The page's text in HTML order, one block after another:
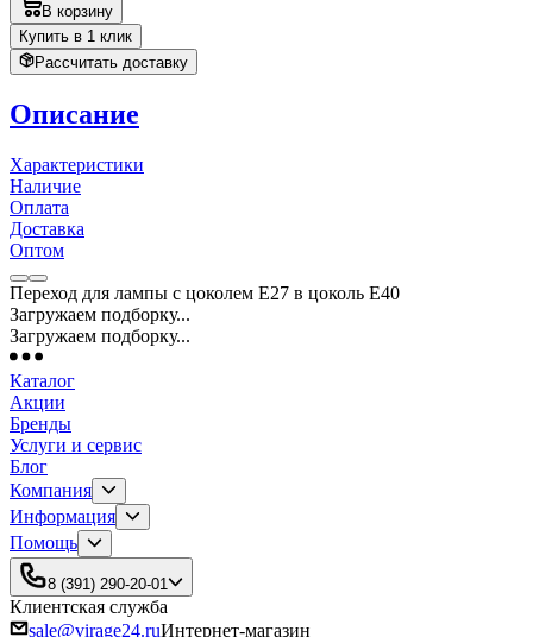
В корзину
Купить в 1 клик
Рассчитать доставку
Описание
Характеристики
Наличие
Оплата
Доставка
Оптом
Переход для лампы с цоколем Е27 в цоколь Е40
Загружаем подборку...
Загружаем подборку...
Каталог
Акции
Бренды
Услуги и сервис
Блог
Компания
Информация
Помощь
8 (391) 290-20-01
Клиентская служба
sale@virage24.ruИнтернет-магазин